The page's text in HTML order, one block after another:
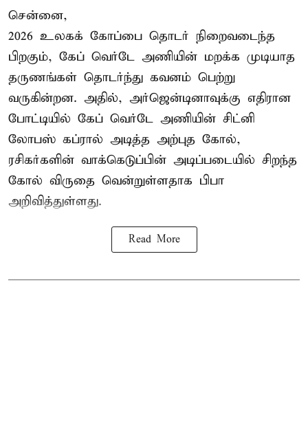
சென்னை,
2026 உலகக் கோப்பை தொடர் நிறைவடைந்த
பிறகும், கேப் வெர்டே அணியின் மறக்க முடியாத
தருணங்கள் தொடர்ந்து கவனம் பெற்று
வருகின்றன. அதில், அர்ஜென்டினாவுக்கு எதிரான
போட்டியில் கேப் வெர்டே அணியின் சிட்னி
லோபஸ் கப்ரால் அடித்த அற்புத கோல்,
ரசிகர்களின் வாக்கெடுப்பின் அடிப்படையில் சிறந்த
கோல் விருதை வென்றுள்ளதாக பிபா
அறிவித்துள்ளது.
Read More